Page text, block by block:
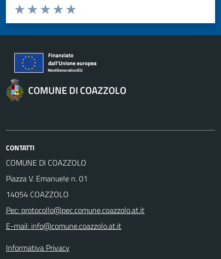
Valuta da 1 a 5 stelle la pagina
Valuta 5 stelle su 5
Valuta 4 stelle su 5
Valuta 3 stelle su 5
Valuta 2 stelle su 5
Valuta 1 stelle su 5
COMUNE DI COAZZOLO
CONTATTI
COMUNE DI COAZZOLO
Piazza V. Emanuele n. 01
14054 COAZZOLO
Pec: protocollo@pec.comune.coazzolo.at.it
E-mail: info@comune.coazzolo.at.it
Informativa Privacy